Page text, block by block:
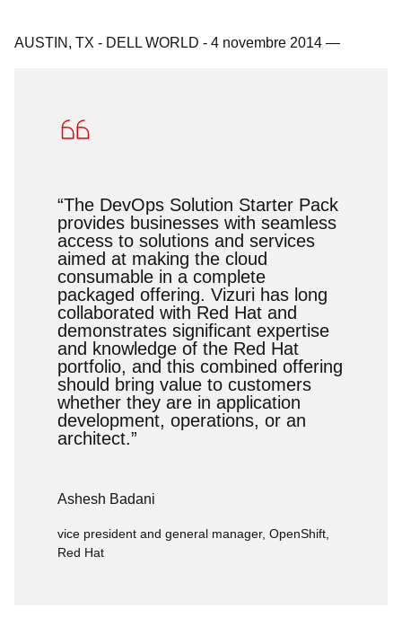
AUSTIN, TX - DELL WORLD - 4 novembre 2014 —
“The DevOps Solution Starter Pack
provides businesses with seamless
access to solutions and services
aimed at making the cloud
consumable in a complete
packaged offering. Vizuri has long
collaborated with Red Hat and
demonstrates significant expertise
and knowledge of the Red Hat
portfolio, and this combined offering
should bring value to customers
whether they are in application
development, operations, or an
architect.”
Ashesh Badani
vice president and general manager, OpenShift,
Red Hat